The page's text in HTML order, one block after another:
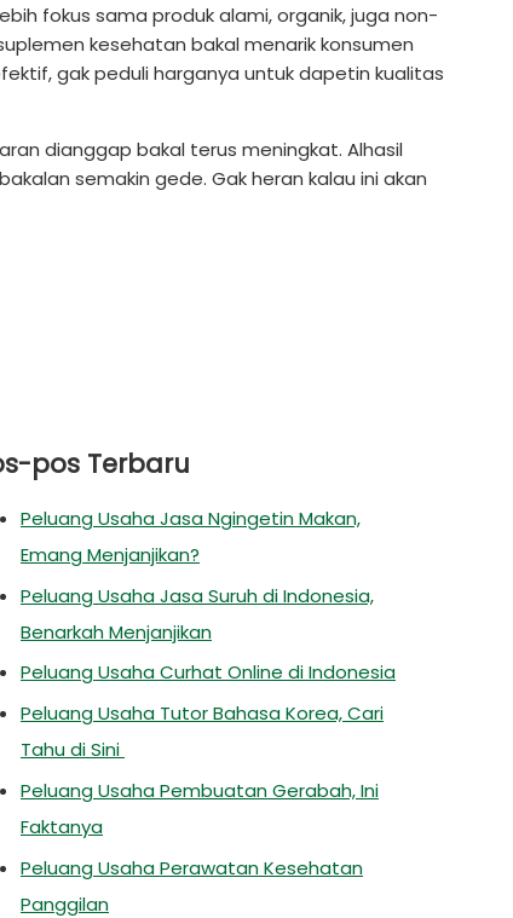
fokus sama produk alami, organik, juga non-
kesehatan bakal menarik konsumen
gak peduli harganya untuk dapetin kualitas
dianggap bakal terus meningkat. Alhasil
semakin gede. Gak heran kalau ini akan
pos Terbaru
Peluang Usaha Jasa Ngingetin Makan,
Emang Menjanjikan?
Peluang Usaha Jasa Suruh di Indonesia,
Benarkah Menjanjikan
Peluang Usaha Curhat Online di Indonesia
Peluang Usaha Tutor Bahasa Korea, Cari
Tahu di Sini
Peluang Usaha Pembuatan Gerabah, Ini
Faktanya
Peluang Usaha Perawatan Kesehatan
Panggilan